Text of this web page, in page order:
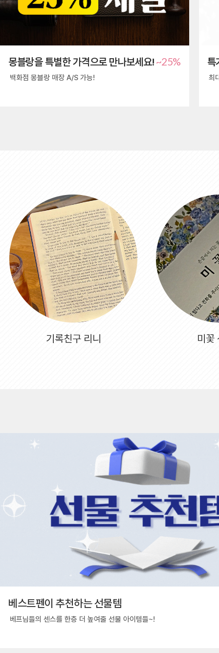
몽블랑을 특별한 가격으로 만나보세요! ~25%
백화점 몽블랑 매장 A/S 가능!
특
최
기록친구 리니 미꽃
베스트펜이 추천하는 선물템
베프님들의 센스를 한층 더 높여줄 선물 아이템들~!